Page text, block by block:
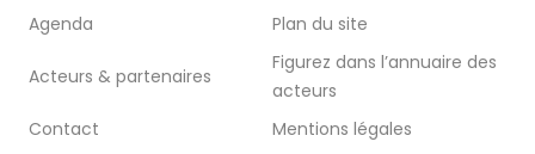
Agenda
Plan du site
Acteurs & partenaires
Figurez dans l’annuaire des
acteurs
Contact
Mentions légales